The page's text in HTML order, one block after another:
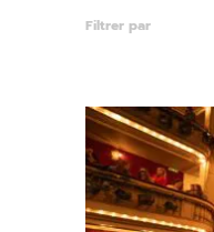
Filtrer par